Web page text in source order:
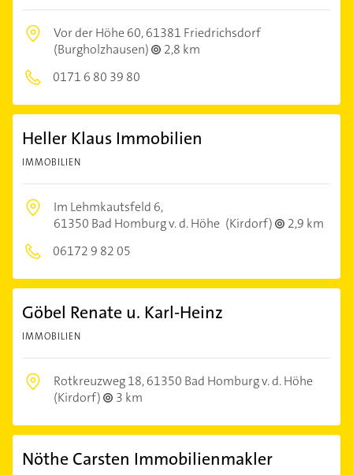
Vor der Höhe 60,61381 Friedrichsdorf
(Burgholzhausen)
2,8 km
0171 6 80 39 80
Heller Klaus Immobilien
IMMOBILIEN
Im Lehmkautsfeld 6,
61350 Bad Homburg v. d. Höhe (Kirdorf)
2,9 km
06172 9 82 05
Göbel Renate u. Karl-Heinz
IMMOBILIEN
Rotkreuzweg 18,61350 Bad Homburg v. d. Höhe
(Kirdorf)
3 km
Nöthe Carsten Immobilienmakler